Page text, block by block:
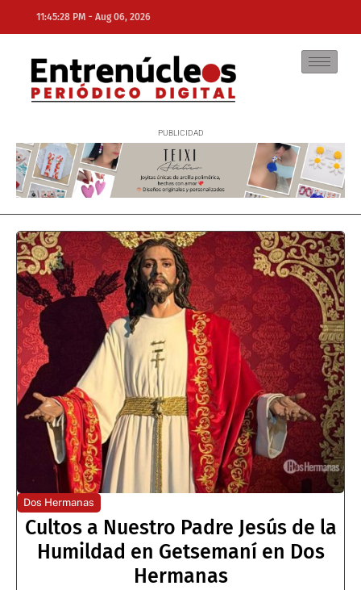
11:45:28 PM - Aug 06, 2026
NE
Dos Hermanas
Cultos a Nuestro Padre Jesús de la
Humildad en Getsemaní en Dos
Hermanas